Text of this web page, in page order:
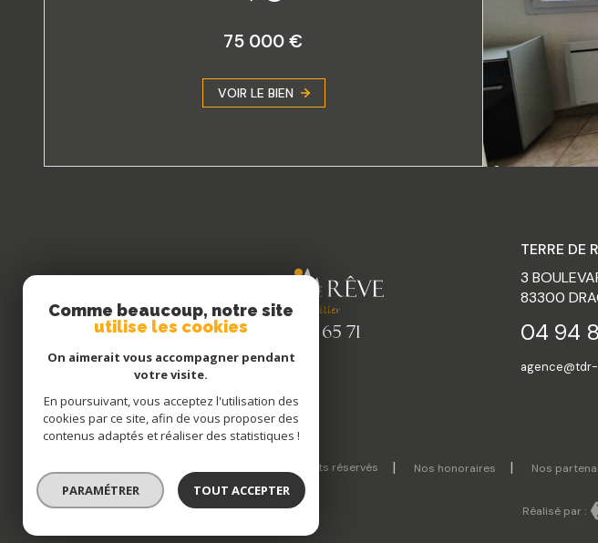
75 000 €
VOIR LE BIEN
TERRE DE
3
83300
04 94
© 2026 | Tous droits réservés Nos honoraires Nos
Réalisé par :
Comme beaucoup, notre site
utilise les cookies
On aimerait vous accompagner pendant
votre visite.
En poursuivant, vous acceptez l'utilisation des
cookies par ce site, afin de vous proposer des
contenus adaptés et réaliser des statistiques !
PARAMÉTRER TOUT ACCEPTER